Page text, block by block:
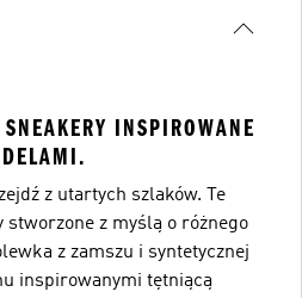
INSPIROWANE
z utartych szlaków. Te
stworzone z myślą o różnego
z zamszu i syntetycznej
inspirowanymi tętniącą